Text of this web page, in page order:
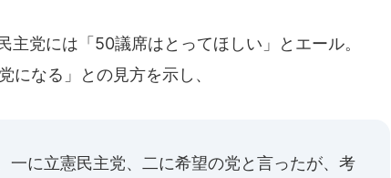
党には「50議席はとってほしい」とエール。
になる」との見方を示し、
一に立憲民主党、二に希望の党と言ったが、考